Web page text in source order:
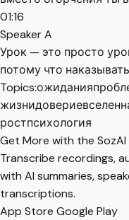
01:16
Speaker A
Урок — это просто
потому что
Topics:ожидания
жизнидоверие
ростпсихология
Get More with the
Transcribe recordings,
with AI summaries,
transcriptions.
App Store Google Play